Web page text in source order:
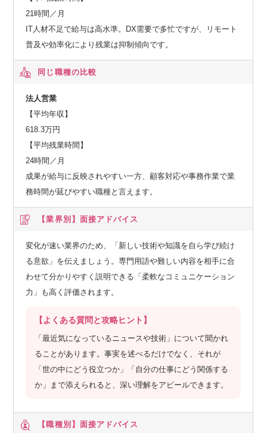
21時間／月
IT人材不足で給与は高水準。DX需要で多忙ですが、リモート
普及や効率化により残業は抑制傾向です。
同じ職種の比較
法人営業
【平均年収】
618.3万円
【平均残業時間】
24時間／月
成果が給与に反映されやすい一方、顧客対応や事務作業で業
務時間が延びやすい職種と言えます。
【業界別】 面接アドバイス
変化が速い業界のため、「新しい技術や知識を自ら学び続け
る意欲」を伝えましょう。専門用語や難しい内容を相手に合
わせて分かりやすく説明できる「柔軟なコミュニケーション
力」も高く評価されます。
【よくある質問と攻略ヒント】
「最近気になっているニュースや技術」について聞かれ
ることがあります。事実を述べるだけでなく、それが
「世の中にどう役立つか」「自分の仕事にどう関係する
か」まで添えられると、深い理解をアピールできます。
【職種別】 面接アドバイス